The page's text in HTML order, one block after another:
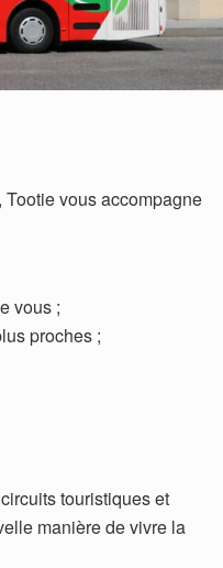
vous accompagne
vous ;
proches ;
touristiques et
manière de vivre la